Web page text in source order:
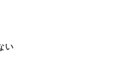
い